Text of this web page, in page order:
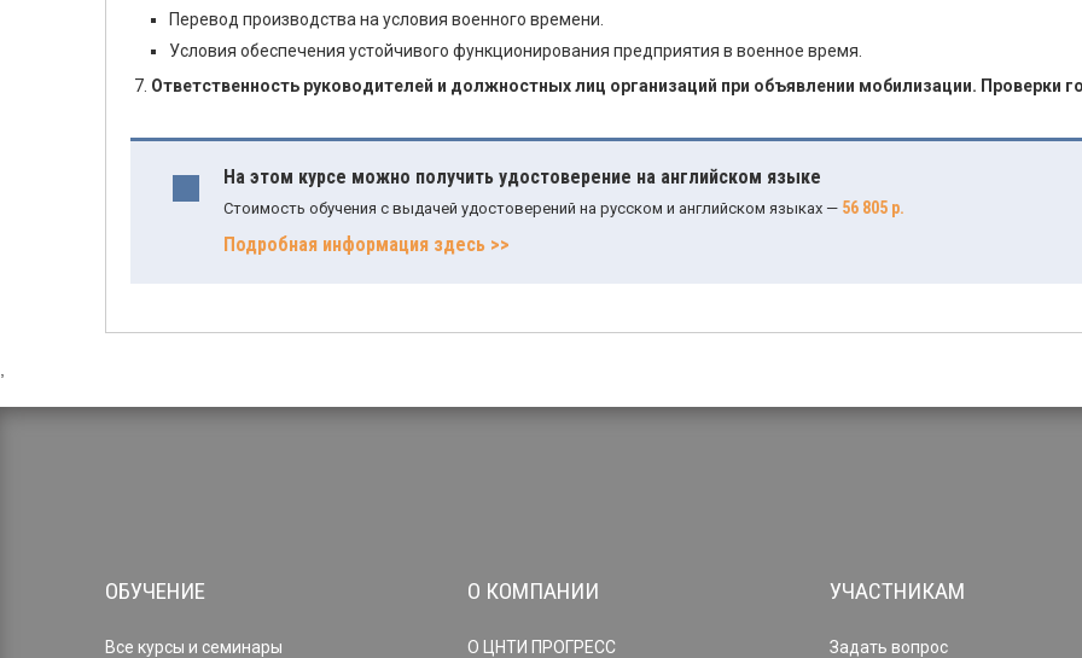
Перевод производства на условия военного времени.
Условия обеспечения устойчивого функционирования предприятия в военное время.
Ответственность руководителей и должностных лиц организаций при объявлении мобилизации. Проверки
На этом курсе можно получить удостоверение на английском языке
Стоимость обучения с выдачей удостоверений на русском и английском языках — 56 805 р.
Подробная информация здесь >>
ОБУЧЕНИЕ
Все курсы и семинары
О КОМПАНИИ
О ЦНТИ ПРОГРЕСС
УЧАСТНИКАМ
Задать вопрос